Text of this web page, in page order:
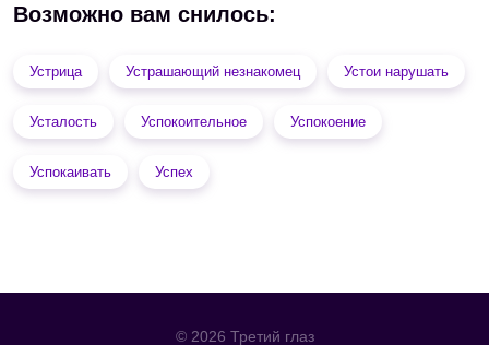
Возможно вам снилось:
Устрица Устрашающий незнакомец Устои нарушать
Усталость Успокоительное Успокоение
Успокаивать Успех
© 2026 Третий глаз